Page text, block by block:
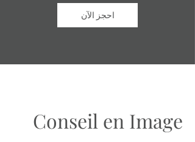
احجز الآن
Conseil en Image